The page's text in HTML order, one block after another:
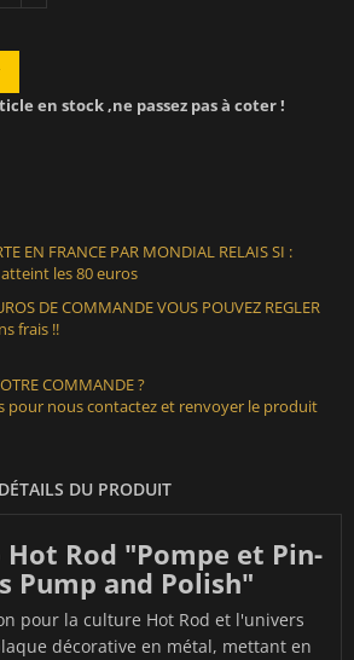
en stock ,ne passez pas à coter !
EN FRANCE PAR MONDIAL RELAIS SI :
les 80 euros
DE COMMANDE VOUS POUVEZ REGLER
frais !!
COMMANDE ?
pour nous contactez et renvoyer le produit
DÉTAILS DU PRODUIT
Hot Rod "Pompe et Pin-
Pump and Polish"
pour la culture Hot Rod et l'univers
décorative en métal, mettant en